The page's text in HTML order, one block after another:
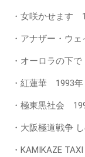
・女咲かせます
・アナザー・ウ
・オーロラの下
・紅蓮華 1993年
・極東黒社会
・大阪極道戦争
・KAMIKAZE